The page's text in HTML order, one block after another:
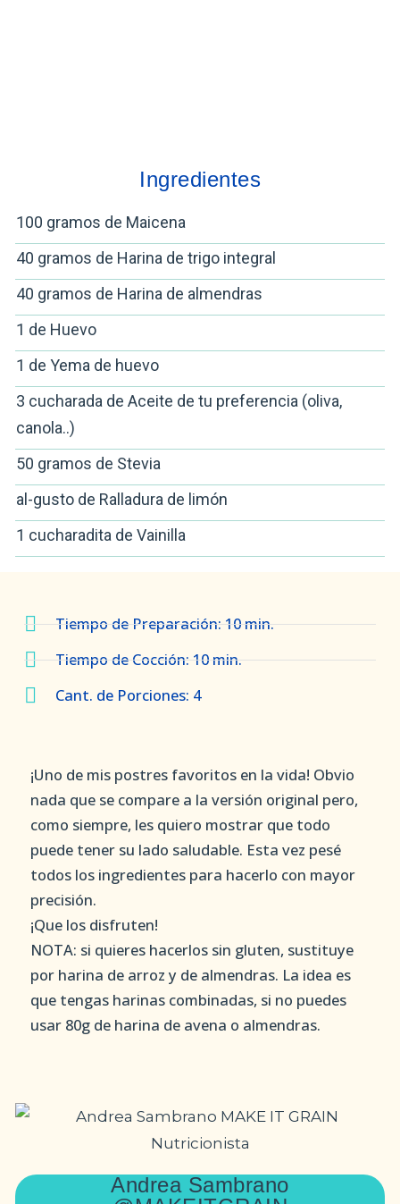
Ingredientes
100 gramos de Maicena
40 gramos de Harina de trigo integral
40 gramos de Harina de almendras
1 de Huevo
1 de Yema de huevo
3 cucharada de Aceite de tu preferencia (oliva,
canola..)
50 gramos de Stevia
al-gusto de Ralladura de limón
1 cucharadita de Vainilla
Tiempo de Preparación: 10 min.
Tiempo de Cocción: 10 min.
Cant. de Porciones: 4
¡Uno de mis postres favoritos en la vida! Obvio
nada que se compare a la versión original pero,
como siempre, les quiero mostrar que todo
puede tener su lado saludable. Esta vez pesé
todos los ingredientes para hacerlo con mayor
precisión.
¡Que los disfruten!
NOTA: si quieres hacerlos sin gluten, sustituye
por harina de arroz y de almendras. La idea es
que tengas harinas combinadas, si no puedes
usar 80g de harina de avena o almendras.
Andrea Sambrano